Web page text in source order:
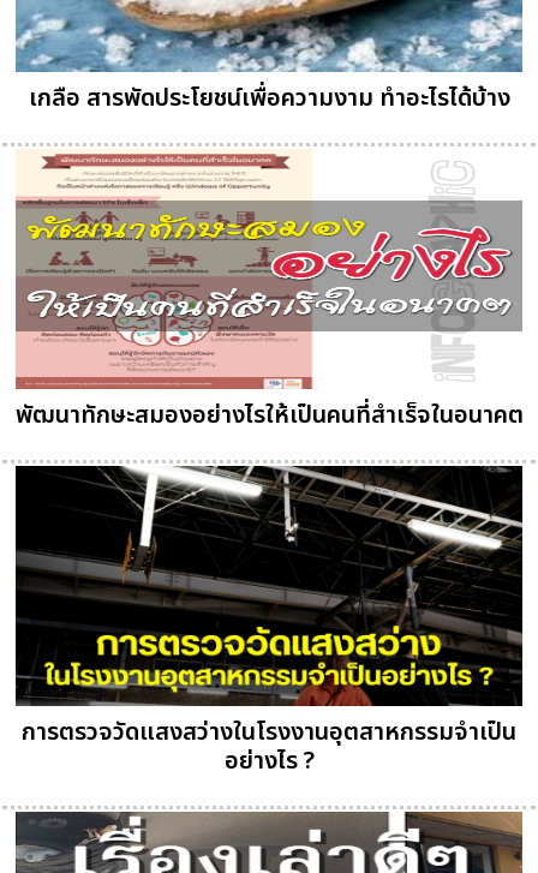
เกลือ สารพัดประโยชน์เพื่อความงาม ทำอะไรได้บ้าง
พัฒนาทักษะสมองอย่างไรให้เป็นคนที่สำเร็จในอนาคต
การตรวจวัดแสงสว่างในโรงงานอุตสาหกรรมจำเป็น
อย่างไร ?